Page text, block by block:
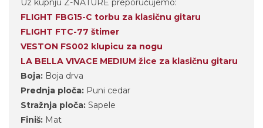
Uz kupnju Z-NATURE preporučujemo:
FLIGHT FBG15-C torbu za klasičnu gitaru
FLIGHT FTC-77 štimer
VESTON FS002 klupicu za nogu
LA BELLA VIVACE MEDIUM žice za klasičnu gitaru
Boja: Boja drva
Prednja ploča: Puni cedar
Stražnja ploča: Sapele
Finiš: Mat